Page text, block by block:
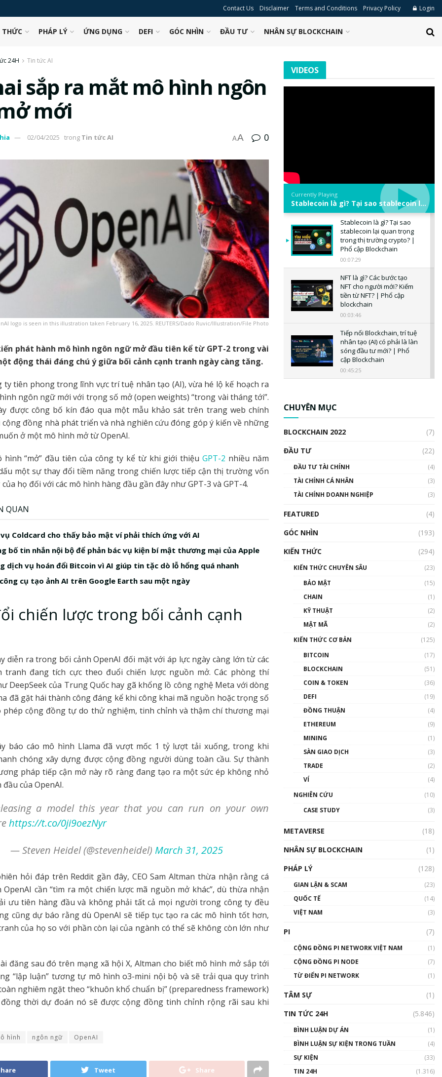
Contact Us Disclaimer Terms and Conditions Privacy Policy Login
THỨC PHÁP LÝ ỨNG DỤNG DEFI GÓC NHÌN ĐẦU TƯ NHÂN SỰ BLOCKCHAIN
24H Tin tức AI
sắp ra mắt mô hình ngôn
mới
02/04/2025 trong Tin tức AI AA 0
logo is seen in this illustration taken February 16, 2025. REUTERS/Dado Ruvic/Illustration/File Photo
phát hành mô hình ngôn ngữ mở đầu tiên kể từ GPT-2 trong vài
động thái đáng chú ý giữa bối cảnh cạnh tranh ngày càng tăng.
ty tiên phong trong lĩnh vực trí tuệ nhân tạo (AI), vừa hé lộ kế hoạch ra
ngôn ngữ mới với trọng số mở (open weights) “trong vài tháng tới”.
được công bố kín đáo qua một mẫu khảo sát trên trang web chính
đồng nhà phát triển và nhà nghiên cứu đóng góp ý kiến về những
ở một mô hình mở từ OpenAI.
hình “mở” đầu tiên của công ty kể từ khi giới thiệuGPT-2 nhiều năm
một sự thay đổi tiềm năng trong chiến lược tiếp cận thị trường vốn
họ đối với các mô hình hàng đầu gần đây như GPT-3 và GPT-4.
QUAN
Coldcard cho thấy bảo mật ví phải thích ứng với AI
bố tin nhắn nội bộ để phản bác vụ kiện bí mật thương mại của Apple
dịch vụ hoán đổi Bitcoin vì AI giúp tin tặc dò lỗ hổng quá nhanh
cụ tạo ảnh AI trên Google Earth sau một ngày
chiến lược trong bối cảnh cạnh
diễn ra trong bối cảnh OpenAI đối mặt với áp lực ngày càng lớn từ các
tranh đang tích cực theo đuổi chiến lược nguồn mở. Các phòng thí
DeepSeek của Trung Quốc hay gã khổng lồ công nghệ Meta với dòng
đã gặt hái thành công đáng kể khi công khai mã nguồn hoặc trọng số
phép cộng đồng tự do thử nghiệm, tinh chỉnh và thậm chí thương mại
báo cáo mô hình Llama đã vượt mốc 1 tỷ lượt tải xuống, trong khi
chóng xây dựng được cộng đồng người dùng toàn cầu. Sự thành
pháp tiếp cận mở này rõ ràng đang tạo ra một sức ép không nhỏ
của OpenAI.
a model this year that you can run on your own
https://t.co/0ji9oezNyr
— Steven Heidel (@stevenheidel) March 31, 2025
hỏi đáp trên Reddit gần đây, CEO Sam Altman thừa nhận rằng cá
cần “tìm ra một chiến lược mã nguồn mở khác”, dù thừa nhận
ưu tiên hàng đầu và không phải tất cả mọi người trong công ty đều
cũng dự báo rằng dù OpenAI sẽ tiếp tục tạo ra các mô hình tốt hơn,
của họ so với phần còn lại của ngành có thể sẽ không còn lớn như
đăng sau đó trên mạng xã hội X, Altman cho biết mô hình mở sắp tới
“lập luận” tương tự mô hình o3-mini nội bộ và sẽ trải qua quy trình
nghiêm ngặt theo “khuôn khổ chuẩn bị” (preparedness framework)
thời dự đoán nó sẽ được cộng đồng tinh chỉnh rộng rãi sau khi
hình ngôn ngữ OpenAI
Tweet Share
VIDEOS
Currently Playing
Stablecoin là gì? Tại sao stablecoin lại quan trọng trong thị trường crypto? | Phổ cập Blockchain
Stablecoin là gì? Tại sao
stablecoin lại quan trọng
trong thị trường crypto? |
Phổ cập Blockchain
00:07:29
NFT là gì? Các bước tạo
NFT cho người mới? Kiếm
tiền từ NFT? | Phổ cập
blockchain
00:03:46
Tiếp nối Blockchain, trí tuệ
nhân tạo (AI) có phải là làn
sóng đầu tư mới? | Phổ
cập Blockchain
00:45:25
uptrend trong năm 2023? |
Phổ cập Blockchain
00:02:14
Nhìn lại năm 2022: Những
nhân vật ảnh hưởng nhất
hệ sinh thái tiền mã hoá |
Blockchain
Nhân sự tương lại ngành
Blockchain Việt Nam | Phổ
cập Blockchain
Blockchain đang được ứng
01:34:46
01:32:59
Talkshow17: Mùa đông
Crypto – Chiếc khăn gió ấm
01:49:30
Talkshow 14: MemeCoin –
CHUYÊN MỤC
BLOCKCHAIN 2022
(7)
ĐẦU TƯ
(22)
ĐẦU TƯ TÀI CHÍNH
(4)
TÀI CHÍNH CÁ NHÂN
(3)
TÀI CHÍNH DOANH NGHIỆP
(3)
FEATURED
(4)
GÓC NHÌN
(193)
KIẾN THỨC
(294)
KIẾN THỨC CHUYÊN SÂU
(23)
BẢO MẬT
(15)
CHAIN
(1)
KỸ THUẬT
(2)
MẬT MÃ
(2)
KIẾN THỨC CƠ BẢN
(125)
BITCOIN
(17)
BLOCKCHAIN
(51)
COIN & TOKEN
(36)
DEFI
(19)
ĐỒNG THUẬN
(4)
ETHEREUM
(9)
MINING
(1)
SÀN GIAO DỊCH
(3)
TRADE
(2)
VÍ
(4)
NGHIÊN CỨU
(10)
CASE STUDY
(3)
METAVERSE
(18)
NHÂN SỰ BLOCKCHAIN
(1)
PHÁP LÝ
(128)
GIAN LẬN & SCAM
(23)
QUỐC TẾ
(14)
VIỆT NAM
(3)
PI (7)
CỘNG ĐỒNG PI NETWORK VIỆT NAM
(1)
CỘNG ĐỒNG PI NODE
(7)
TỪ ĐIỂN PI NETWORK
(1)
TÂM SỰ
(1)
TIN TỨC 24H
(5.846)
BÌNH LUẬN DỰ ÁN
(1)
BÌNH LUẬN SỰ KIỆN TRONG TUẦN
(4)
SỰ KIỆN
(33)
TIN 24H
(1.316)